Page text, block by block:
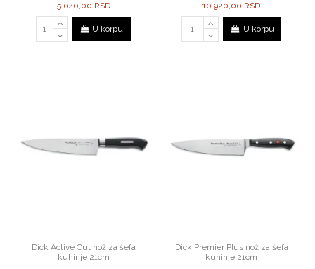
5.040,00 RSD
U korpu
10.920,00 RSD
U korpu
Dick Active Cut nož za šefa
kuhinje 21cm
Dick Premier Plus nož za šefa
kuhinje 21cm